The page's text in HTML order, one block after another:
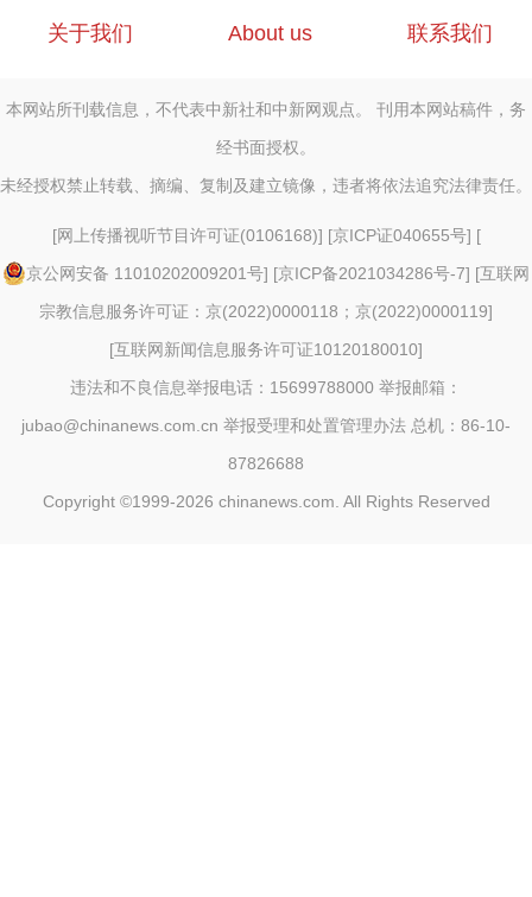
关于我们 About us 联系我们
本网站所刊载信息，不代表中新社和中新网观点。 刊用本网站稿件，务
经书面授权。
未经授权禁止转载、摘编、复制及建立镜像，违者将依法追究法律责任。
[网上传播视听节目许可证(0106168)] [京ICP证040655号] [
京公网安备 11010202009201号] [京ICP备2021034286号-7] [互联网
宗教信息服务许可证：京(2022)0000118；京(2022)0000119]
[互联网新闻信息服务许可证10120180010]
违法和不良信息举报电话：15699788000 举报邮箱：
jubao@chinanews.com.cn 举报受理和处置管理办法 总机：86-10-
87826688
Copyright ©1999-2026 chinanews.com. All Rights Reserved